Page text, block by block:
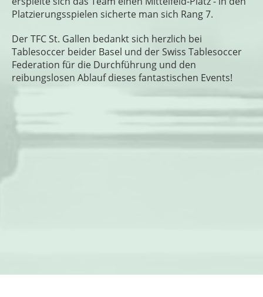
Platzierungsspielen sicherte man sich Rang 7.
Der TFC St. Gallen bedankt sich herzlich bei
Tablesoccer beider Basel und der Swiss Tablesoccer
Federation für die Durchführung und den
reibungslosen Ablauf dieses fantastischen Events!